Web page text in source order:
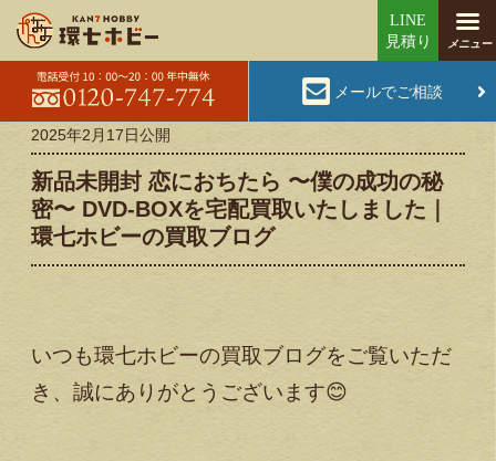
メールでご相談
2025年2月17日公開
新品未開封 恋におちたら 〜僕の成功の秘
密〜 DVD-BOXを宅配買取いたしました｜
環七ホビーの買取ブログ
いつも環七ホビーの買取ブログをご覧いただ
き、誠にありがとうございます😊